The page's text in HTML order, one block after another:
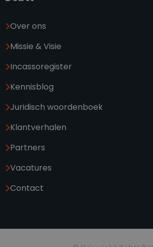
Over ons
Missie & Visie
Incassoregister
Kennisblog
Juridisch woordenboek
Klantverhalen
Partners
Vacatures
Contact